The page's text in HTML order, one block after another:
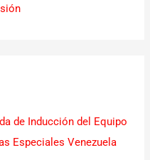
de Inducción del Equipo
Especiales Venezuela